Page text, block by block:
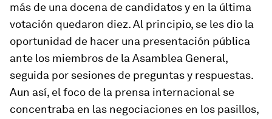
más de una docena de candidatos y en la última
votación quedaron diez. Al principio, se les dio la
oportunidad de hacer una presentación pública
ante los miembros de la Asamblea General,
seguida por sesiones de preguntas y respuestas.
Aun así, el foco de la prensa internacional se
concentraba en las negociaciones en los pasillos,